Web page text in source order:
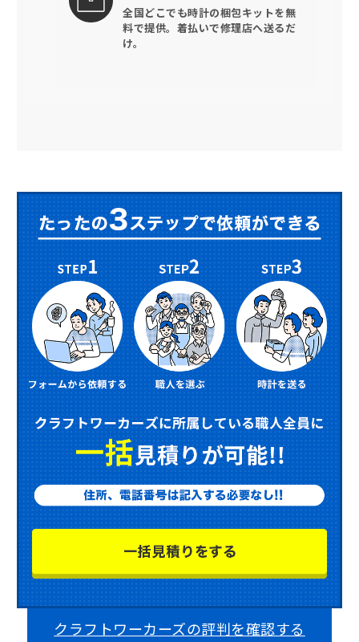
全国どこでも時計の梱包キットを無
料で提供。 着払いで修理店へ送るだ
け。
クラフトワーカーズの評判を確認する